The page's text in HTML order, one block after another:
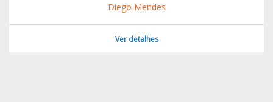
Diego Mendes
Ver detalhes